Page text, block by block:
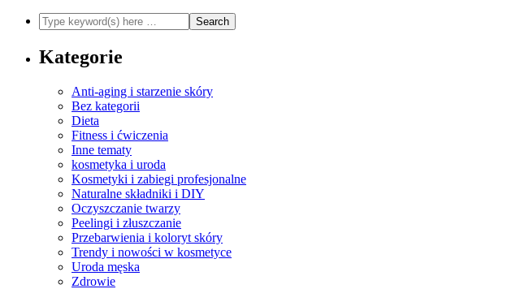
Kategorie
Anti-aging i starzenie skóry
Bez kategorii
Dieta
Fitness i ćwiczenia
Inne tematy
kosmetyka i uroda
Kosmetyki i zabiegi profesjonalne
Naturalne składniki i DIY
Oczyszczanie twarzy
Peelingi i złuszczanie
Przebarwienia i koloryt skóry
Trendy i nowości w kosmetyce
Uroda męska
Zdrowie